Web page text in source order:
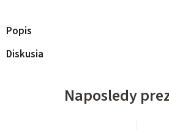
Popis
Diskusia
Naposledy